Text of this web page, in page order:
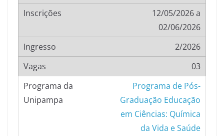
12/05/2026 a
02/06/2026
2/2026
03
Programa de Pós-
Graduação Educação
em Ciências: Química
da Vida e Saúde